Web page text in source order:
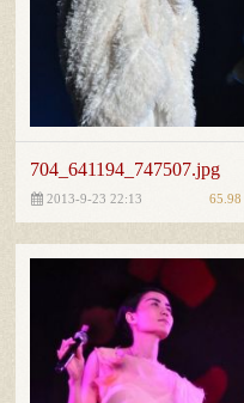
704_641194_747507.jpg
2013-9-23 22:13 65.98